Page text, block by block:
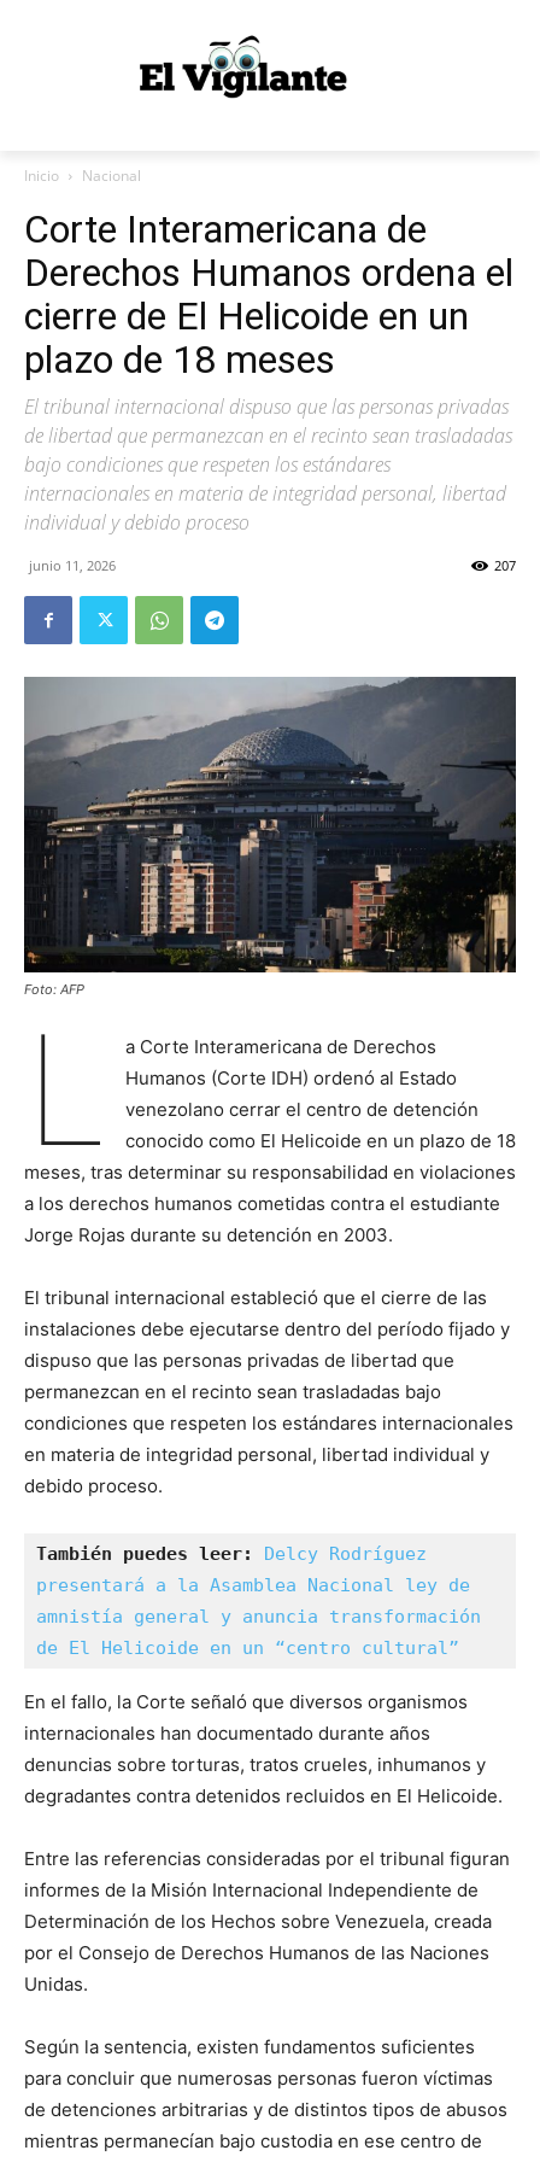
Inicio Nacional
Corte Interamericana de
Derechos Humanos ordena el
cierre de El Helicoide en un
plazo de 18 meses
El tribunal internacional dispuso que las personas privadas
de libertad que permanezcan en el recinto sean trasladadas
bajo condiciones que respeten los estándares
internacionales en materia de integridad personal, libertad
individual y debido proceso
junio 11, 2026 207
Foto: AFP
L
a Corte Interamericana de Derechos
Humanos (Corte IDH) ordenó al Estado
venezolano cerrar el centro de detención
conocido como El Helicoide en un plazo de 18
meses, tras determinar su responsabilidad en violaciones
a los derechos humanos cometidas contra el estudiante
Jorge Rojas durante su detención en 2003.
El tribunal internacional estableció que el cierre de las
instalaciones debe ejecutarse dentro del período fijado y
dispuso que las personas privadas de libertad que
permanezcan en el recinto sean trasladadas bajo
condiciones que respeten los estándares internacionales
en materia de integridad personal, libertad individual y
debido proceso.
También puedes leer:
Delcy Rodríguez
presentará a la Asamblea Nacional ley de
amnistía general y anuncia transformación
de El Helicoide en un “centro cultural”
En el fallo, la Corte señaló que diversos organismos
internacionales han documentado durante años
denuncias sobre torturas, tratos crueles, inhumanos y
degradantes contra detenidos recluidos en El Helicoide.
Entre las referencias consideradas por el tribunal figuran
informes de la Misión Internacional Independiente de
Determinación de los Hechos sobre Venezuela, creada
por el Consejo de Derechos Humanos de las Naciones
Unidas.
Según la sentencia, existen fundamentos suficientes
para concluir que numerosas personas fueron víctimas
de detenciones arbitrarias y de distintos tipos de abusos
mientras permanecían bajo custodia en ese centro de